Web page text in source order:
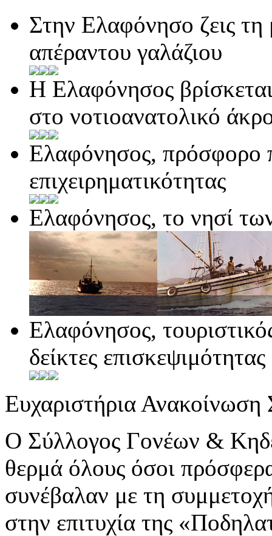
Στην Ελαφόνησο ζεις τη
απέραντου γαλάζιου
Η Ελαφόνησος
στο νοτιοανατολικό
Ελαφόνησος, πρόσφορο
επιχειρηματικότητας
Ελαφόνησος, το νησί
Ελαφόνησος,
δείκτες επισκεψιμότητας
Ευχαριστήρια
Ο Σύλλογος Γονέων &
θερμά όλους όσοι
συνέβαλαν με τη
στην επιτυχία της